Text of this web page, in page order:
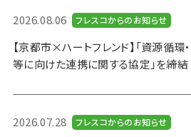
2026.08.06 フレスコからのお知らせ
【京都市×ハートフレンド】「資源循
等に向けた連携に関する協定」を締結
2026.07.28 フレスコからのお知らせ